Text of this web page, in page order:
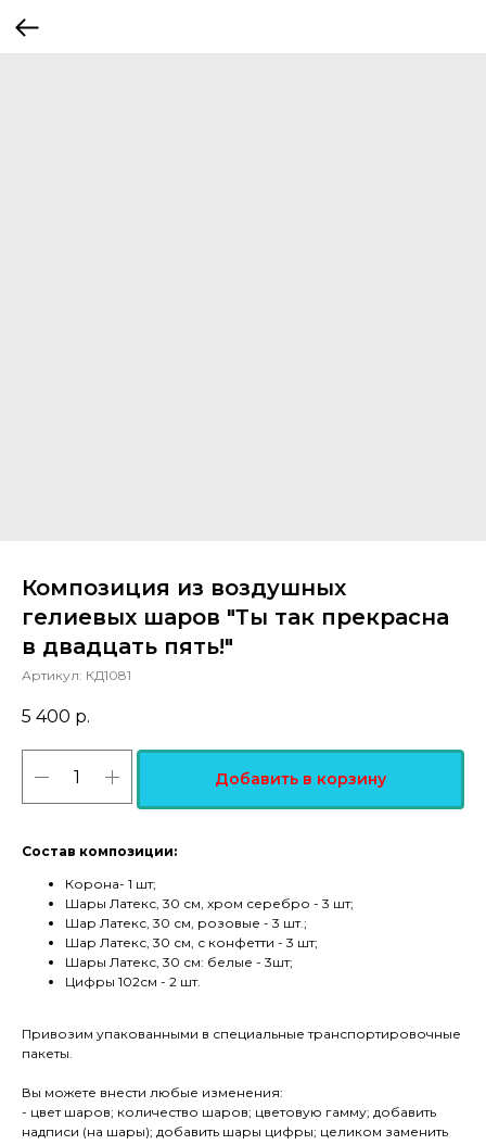
Композиция из воздушных
гелиевых шаров "Ты так прекрасна
в двадцать пять!"
Артикул: КД1081
5 400 р.
Добавить в корзину
Состав композиции:
Корона- 1 шт;
Шары Латекс, 30 см, хром серебро - 3 шт;
Шар Латекс, 30 см, розовые - 3 шт.;
Шар Латекс, 30 см, с конфетти - 3 шт;
Шары Латекс, 30 см: белые - 3шт;
Цифры 102см - 2 шт.
Привозим упакованными в специальные транспортировочные
пакеты.
Вы можете внести любые изменения:
- цвет шаров; количество шаров; цветовую гамму; добавить
надписи (на шары); добавить шары цифры; целиком заменить